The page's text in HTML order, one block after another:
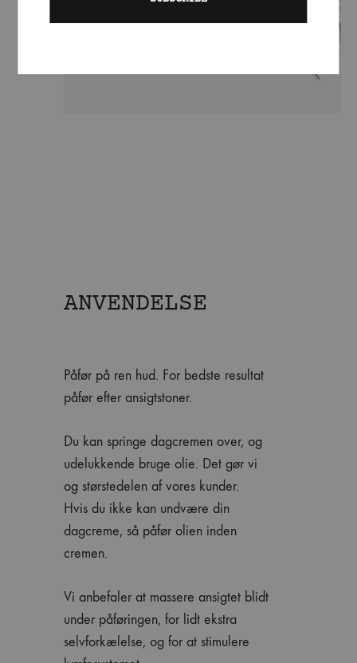
ANVENDELSE
Påfør på ren hud. For bedste resultat
påfør efter ansigtstoner.
Du kan springe dagcremen over, og
udelukkende bruge olie. Det gør vi
og størstedelen af vores kunder.
Hvis du ikke kan undvære din
dagcreme, så påfør olien inden
cremen.
Vi anbefaler at massere ansigtet blidt
under påføringen, for lidt ekstra
selvforkælelse, og for at stimulere